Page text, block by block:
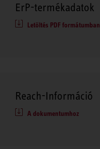
ErP-termékadatok
Letöltés PDF formátumban
Reach-Információ
A dokumentumhoz